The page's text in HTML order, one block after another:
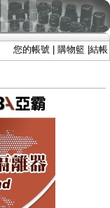
您的帳號 購物籃 結帳